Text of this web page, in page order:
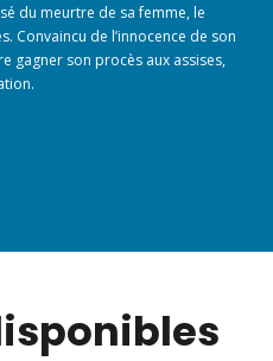
du meurtre de sa femme, le
Convaincu de l’innocence de son
gagner son procès aux assises,